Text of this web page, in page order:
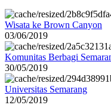
Wisata ke Brown Canyon
03/06/2019
Komunitas Berbagi
30/05/2019
Universitas Semarang
12/05/2019